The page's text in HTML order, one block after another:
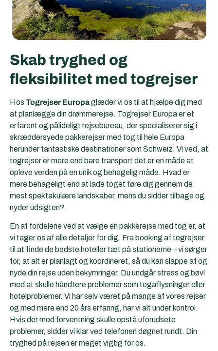
Skab tryghed og
fleksibilitet med togrejser
Hos Togrejser Europaglæder vi os til at hjælpe dig med
at planlægge din drømmerejse. Togrejser Europa er et
erfarent og pålideligt rejsebureau, der specialiserer sig i
skræddersyede pakkerejser med tog til hele Europa
herunder fantastiske destinationer som Schweiz. Vi ved, at
togrejser er mere end bare transport det er en måde at
opleve verden på en unik og behagelig måde. Hvad er
mere behageligt end at lade toget føre dig gennem de
mest spektakulære landskaber, mens du sidder tilbage og
nyder udsigten?
En af fordelene ved at vælge en pakkerejse med tog er, at
vi tager os af alle detaljer for dig. Fra booking af togrejser
til at finde de bedste hoteller tæt på stationerne – vi sørger
for, at alt er planlagt og koordineret, så du kan slappe af og
nyde din rejse uden bekymringer. Du undgår stress og bøvl
med at skulle håndtere problemer som togaflysninger eller
hotelproblemer. Vi har selv været på mange af vores rejser
og med mere end 20 års erfaring, har vi alt under kontrol.
Hvis der mod forventning skulle opstå uforudsete
problemer, sidder vi klar ved telefonen døgnet rundt. Din
tryghed på rejsen er meget vigtig for os.